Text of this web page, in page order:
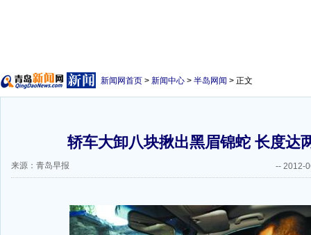
新闻网首页 > 新闻中心 > 半岛网闻 > 正文
轿车大卸八块揪出黑眉锦蛇 长度达
来源：青岛早报 -- 2012-